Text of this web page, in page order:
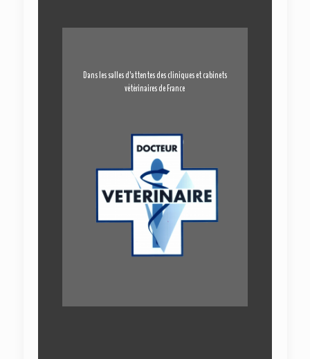
Dans les salles d’attentes des cliniques et cabinets
vétérinaires de France